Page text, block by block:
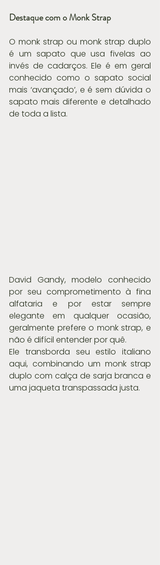
Destaque com o Monk Strap
O monk strap ou monk strap duplo
é um sapato que usa fivelas ao
invés de cadarços. Ele é em geral
conhecido como o sapato social
mais ‘avançado’, e é sem dúvida o
sapato mais diferente e detalhado
de toda a lista.
David Gandy, modelo conhecido
por seu comprometimento à fina
alfataria e por estar sempre
elegante em qualquer ocasião,
geralmente prefere o monk strap, e
não é difícil entender por quê.
Ele transborda seu estilo italiano
aqui, combinando um monk strap
duplo com calça de sarja branca e
uma jaqueta transpassada justa.